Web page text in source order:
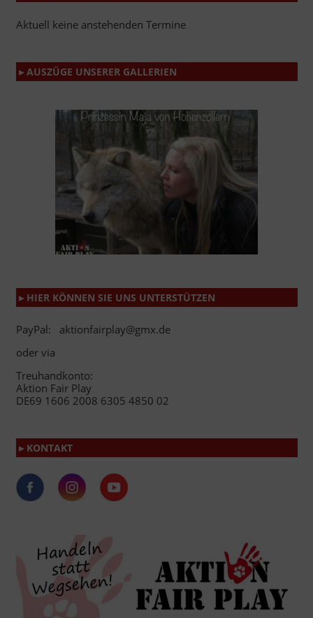
Aktuell keine anstehenden Termine
▸ AUSZÜGE UNSERER GALLERIEN
▸ HIER KÖNNEN SIE UNS UNTERSTÜTZEN
PayPal: aktionfairplay@gmx.de
oder via
Treuhandkonto:
Aktion Fair Play
DE69 1606 2008 6305 4850 02
▸ KONTAKT